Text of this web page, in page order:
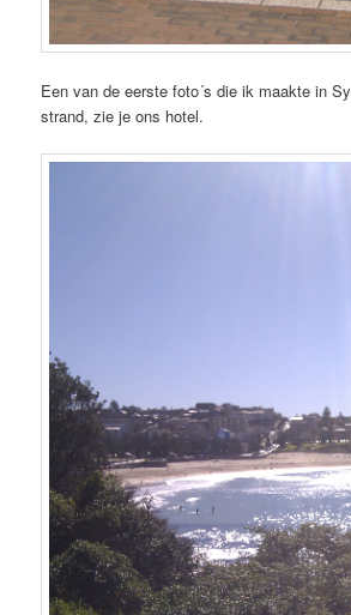
Een van de eerste foto´s die ik maakte in
strand, zie je ons hotel.